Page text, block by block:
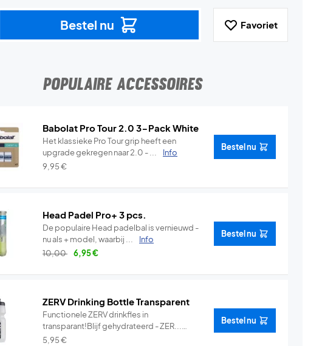
Bestel nu Favoriet
POPULAIRE ACCESSOIRES
Babolat Pro Tour 2.0 3-Pack White
Het klassieke Pro Tour grip heeft een
upgrade gekregen naar 2.0 - ...
Info
9,95€
Bestel nu
Head Padel Pro+ 3 pcs.
De populaire Head padelbal is vernieuwd -
nu als + model, waarbij ...
Info
10,00
6,95€
Bestel nu
ZERV Drinking Bottle Transparent
Functionele ZERV drinkfles in
transparant!Blijf gehydrateerd - ZER...
Info
5,95€
Bestel nu